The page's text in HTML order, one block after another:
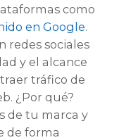
como
en Google.
redes sociales
y el alcance
tráfico de
¿Por qué?
de tu marca y
de forma